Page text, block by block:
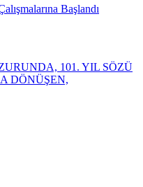
Başlandı
101. YIL SÖZÜ
DÖNÜŞEN,